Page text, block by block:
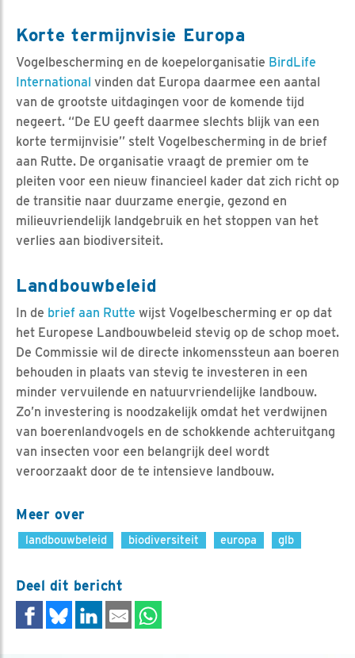
Korte termijnvisie Europa
Vogelbescherming en de koepelorganisatie BirdLife
International vinden dat Europa daarmee een aantal
van de grootste uitdagingen voor de komende tijd
negeert. “De EU geeft daarmee slechts blijk van een
korte termijnvisie’’ stelt Vogelbescherming in de brief
aan Rutte. De organisatie vraagt de premier om te
pleiten voor een nieuw financieel kader dat zich richt op
de transitie naar duurzame energie, gezond en
milieuvriendelijk landgebruik en het stoppen van het
verlies aan biodiversiteit.
Landbouwbeleid
In de brief aan Rutte wijst Vogelbescherming er op dat
het Europese Landbouwbeleid stevig op de schop moet.
De Commissie wil de directe inkomenssteun aan boeren
behouden in plaats van stevig te investeren in een
minder vervuilende en natuurvriendelijke landbouw.
Zo’n investering is noodzakelijk omdat het verdwijnen
van boerenlandvogels en de schokkende achteruitgang
van insecten voor een belangrijk deel wordt
veroorzaakt door de te intensieve landbouw.
Meer over
landbouwbeleid biodiversiteit europa glb
Deel dit bericht